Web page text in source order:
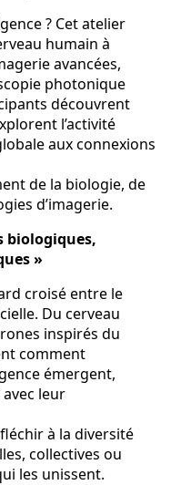
? Cet atelier
humain à
avancées,
photonique
découvrent
l’activité
aux connexions
de la biologie, de
d’imagerie.
biologiques,
»
croisé entre le
Du cerveau
inspirés du
comment
émergent,
leur
à la diversité
collectives ou
les unissent.